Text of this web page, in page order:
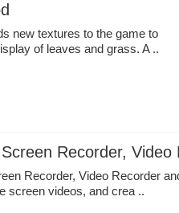
new textures to the game to
of leaves and grass. A ..
Recorder, Video
Recorder, Video Recorder
screen videos, and crea ..